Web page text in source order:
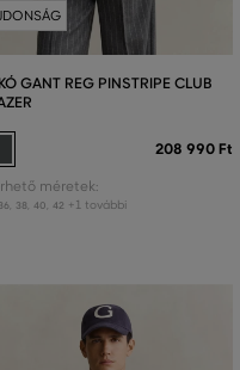
GANT REG PINSTRIPE CLUB
208 990 Ft
méretek:
36 38 40 42 +1 további